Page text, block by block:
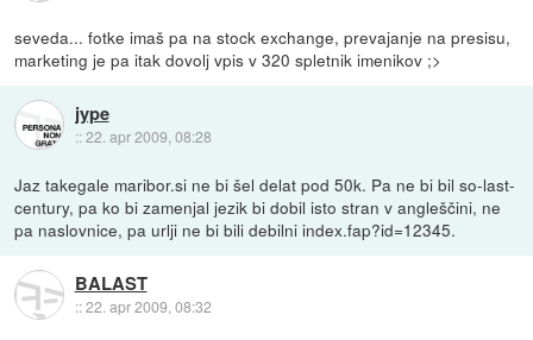
seveda... fotke imaš pa na stock exchange, prevajanje na presisu,
marketing je pa itak dovolj vpis v 320 spletnik imenikov ;>
jype
::22. apr 2009, 08:28
Jaz takegale maribor.si ne bi šel delat pod 50k. Pa ne bi bil so-last-
century, pa ko bi zamenjal jezik bi dobil isto stran v angleščini, ne
pa naslovnice, pa urlji ne bi bili debilni index.fap?id=12345.
BALAST
::22. apr 2009, 08:32